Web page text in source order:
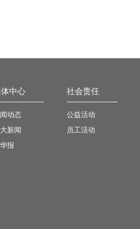
中心
动态
新闻
报
社会责任
公益活动
员工活动